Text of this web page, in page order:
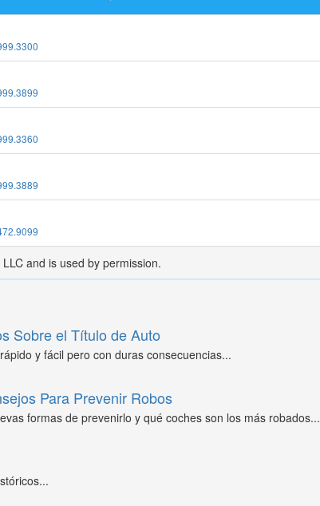
and is used by permission.
Sobre el Título de Auto
y fácil pero con duras consecuencias...
Para Prevenir Robos
formas de prevenirlo y qué coches son los más robados...